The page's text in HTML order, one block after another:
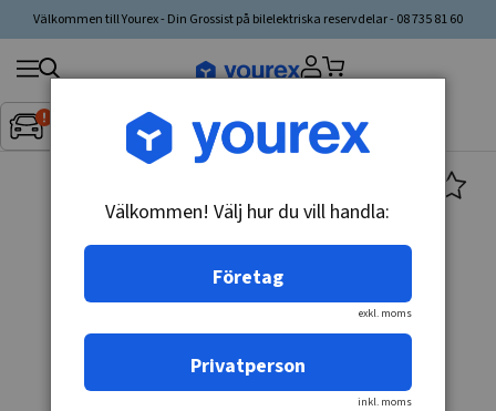
Välkommen till Yourex - Din Grossist på bilelektriska reservdelar - 08 735 81 60
Inget fordon valt▼
Sök
produkt,
tillverkare,
Välkommen! Välj hur du vill handla:
Företag
exkl. moms
Privatperson
inkl. moms